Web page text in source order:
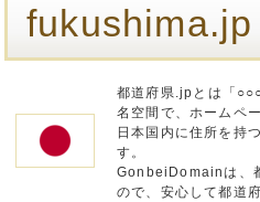
fukushima.jp
都道府県.jpとは「
名空間で、ホームペ
日本国内に住所を持
す。
GonbeiDomainは、
ので、安心して都道